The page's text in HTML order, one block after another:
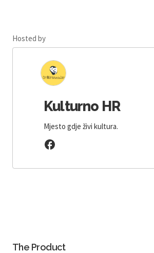
Hosted by
Kulturno HR
Mjesto gdje živi kultura.
The Product